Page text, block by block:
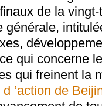
de la
générale,
qui concerne
qui freinent la
’action de